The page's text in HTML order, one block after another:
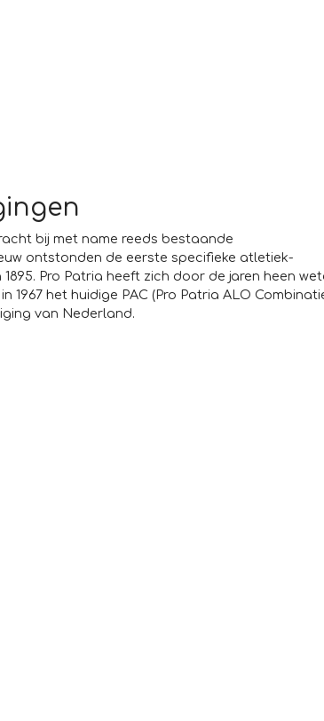
bij met name reeds bestaande
ontstonden de eerste specifieke atletiek-
Pro Patria heeft zich door de jaren heen
het huidige PAC (Pro Patria ALO
van Nederland.